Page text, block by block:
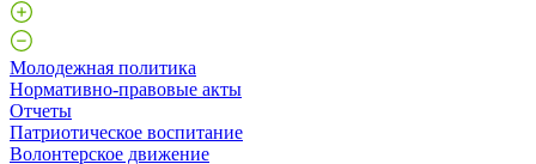
Молодежная политика
Нормативно-правовые акты
Отчеты
Патриотическое воспитание
Волонтерское движение